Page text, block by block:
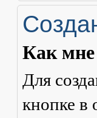
Как мне
Для
кнопке в